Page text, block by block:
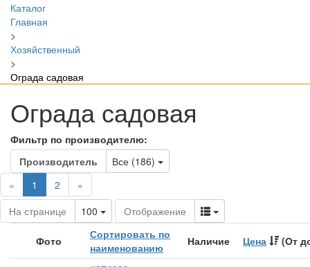
Каталог
Главная
>
Хозяйственный
>
Ограда садовая
Ограда садовая
Фильтр по производителю:
Производитель
Все (186) Toggle Dropdown
«
1 (current)
2
»
На странице
100 Toggle Dropdown
Отображение Toggle Dropdown
Фото
Сортировать по
наименованию
Наличие Цена (От